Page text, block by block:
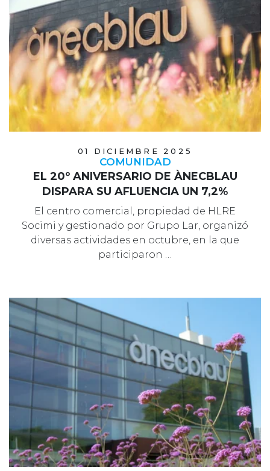
01 DICIEMBRE 2025
COMUNIDAD
EL 20º ANIVERSARIO DE ÀNECBLAU
DISPARA SU AFLUENCIA UN 7,2%
El centro comercial, propiedad de HLRE
Socimi y gestionado por Grupo Lar, organizó
diversas actividades en octubre, en la que
participaron …